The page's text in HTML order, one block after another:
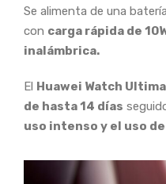
Se alimenta de una
con carga rápida de
inalámbrica.
El Huawei Watch
de hasta 14 días
uso intenso y el uso de